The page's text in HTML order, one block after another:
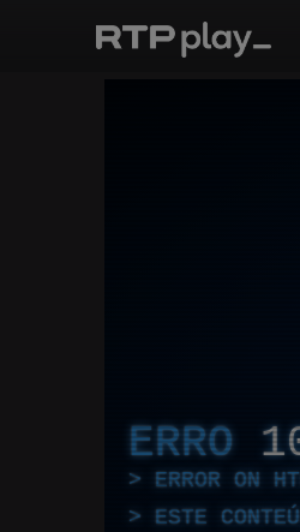
ERRO
ERROR ON
ESTE